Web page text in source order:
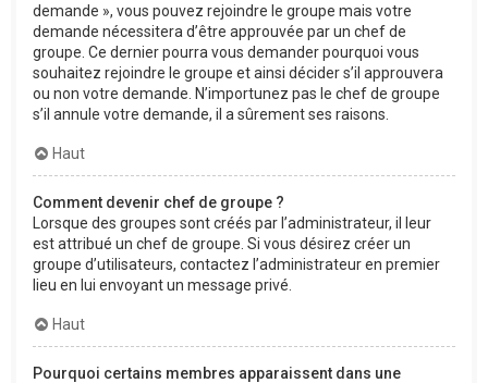
demande », vous pouvez rejoindre le groupe mais votre
demande nécessitera d’être approuvée par un chef de
groupe. Ce dernier pourra vous demander pourquoi vous
souhaitez rejoindre le groupe et ainsi décider s’il approuvera
ou non votre demande. N’importunez pas le chef de groupe
s’il annule votre demande, il a sûrement ses raisons.
Haut
Comment devenir chef de groupe ?
Lorsque des groupes sont créés par l’administrateur, il leur
est attribué un chef de groupe. Si vous désirez créer un
groupe d’utilisateurs, contactez l’administrateur en premier
lieu en lui envoyant un message privé.
Haut
Pourquoi certains membres apparaissent dans une